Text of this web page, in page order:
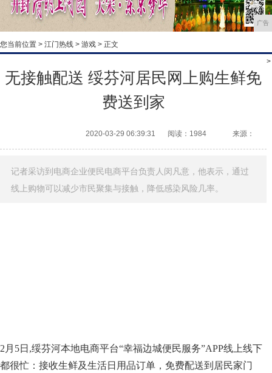
广告
您当前位置 > 江门热线 > 游戏 > 正文
>
无接触配送 绥芬河居民网上购生鲜免
费送到家
2020-03-29 06:39:31 阅读：1984 来源：
记者采访到电商企业便民电商平台负责人闵凡意，他表示，通过
线上购物可以减少市民聚集与接触，降低感染风险几率。
2月5日,绥芬河本地电商平台“幸福边城便民服务”APP线上线下
都很忙：接收生鲜及生活日用品订单，免费配送到居民家门